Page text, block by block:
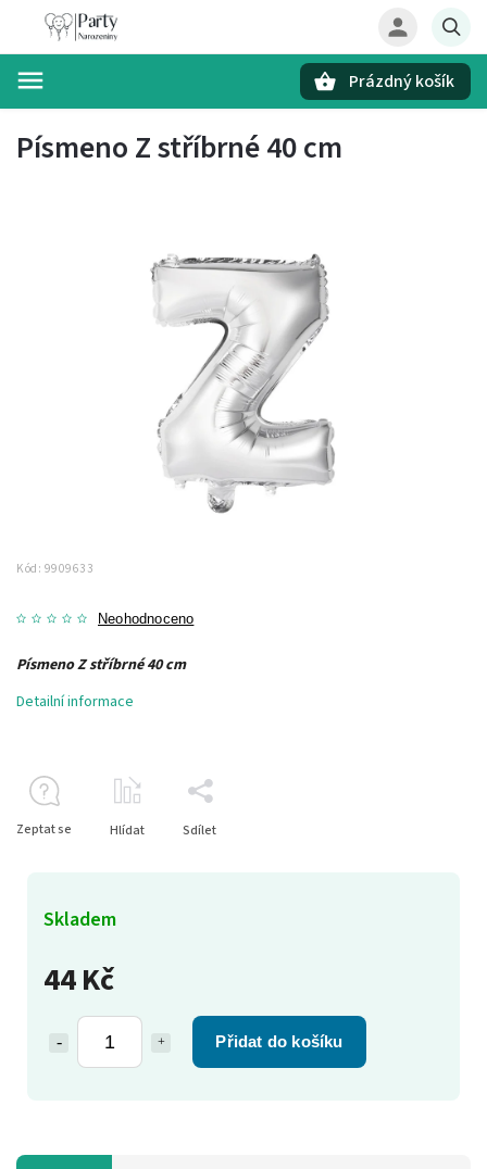
Prázdný košík
Písmeno Z stříbrné 40 cm
Kód: 9909633
Neohodnoceno
44 Kč
Přidat do košíku
Skladem
Písmeno Z stříbrné 40 cm
Detailní informace
Zeptat se Hlídat Sdílet